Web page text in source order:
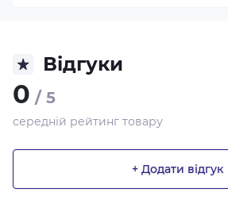
Відгуки
0 / 5
середній рейтинг товару
+ Додати відгук